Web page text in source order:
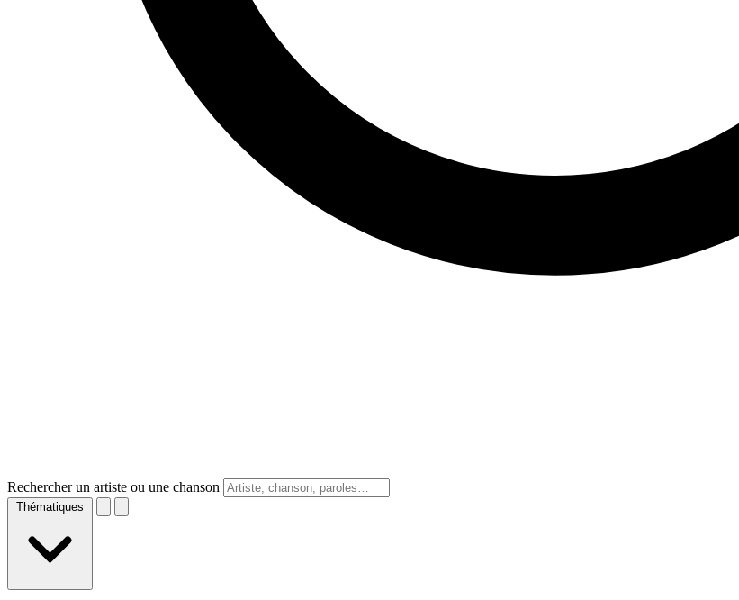
Rechercher un artiste ou une chanson
Thématiques